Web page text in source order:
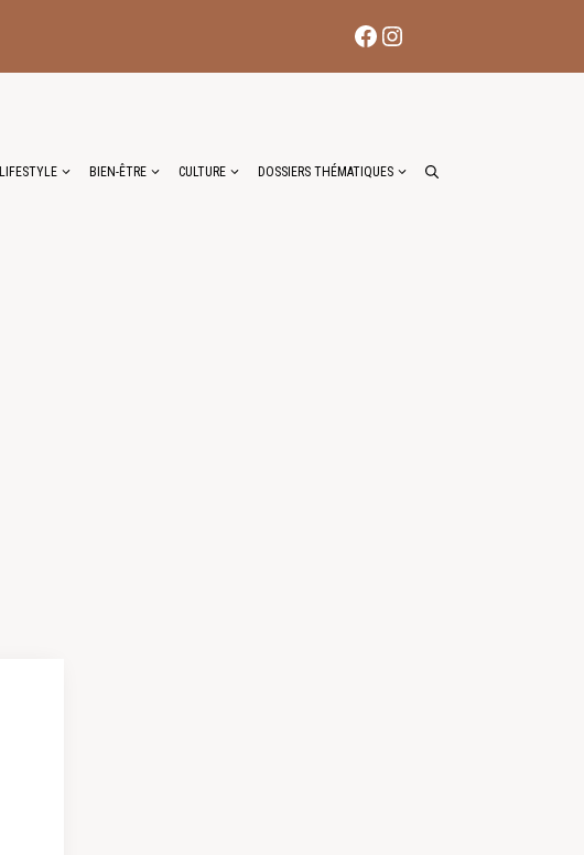
Facebook
Instagram
LIFESTYLE BIEN-ÊTRE CULTURE DOSSIERS THÉMATIQUES